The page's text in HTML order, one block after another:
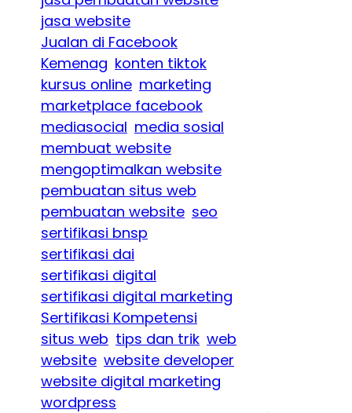
jasa website
Jualan di Facebook
Kemenag konten tiktok
kursus online marketing
marketplace facebook
mediasocial media sosial
membuat website
mengoptimalkan website
pembuatan situs web
pembuatan website seo
sertifikasi bnsp
sertifikasi dai
sertifikasi digital
sertifikasi digital marketing
Sertifikasi Kompetensi
situs web tips dan trik web
website website developer
website digital marketing
wordpress